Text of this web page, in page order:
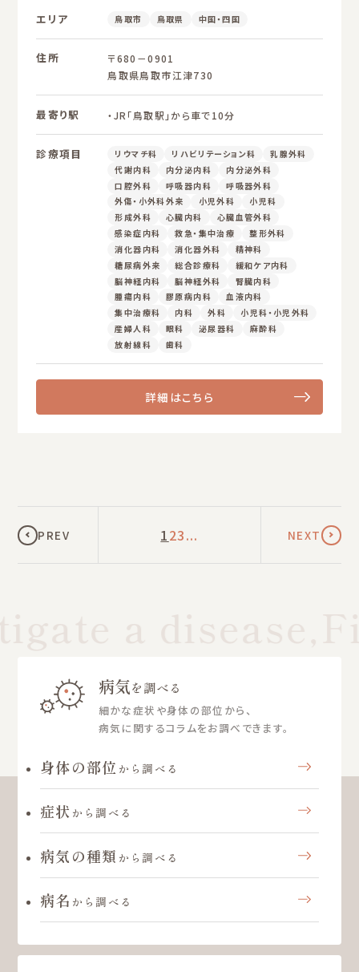
エリア 鳥取市 鳥取県 中国・四国
住所
〒680－0901
鳥取県鳥取市江津730
最寄り駅 ・JR「鳥取駅」から車で10分
診療項目 リウマチ科 リハビリテーション科
乳腺外科
代謝内科
内分泌内科
内分泌外科
口腔外科
呼吸器内科
呼吸器外科
外傷・小外科外来
小児外科
小児科
形成外科
心臓内科
心臓血管外科
感染症内科
救急・集中治療
整形外科
消化器内科
消化器外科
精神科
糖尿病外来
総合診療科
緩和ケア内科
脳神経内科
脳神経外科
腎臓内科
腫瘍内科
膠原病内科
血液内科
集中治療科
内科 外科
小児科・小児外科
産婦人科
眼科 泌尿器科
麻酔科
放射線科
歯科
詳細はこちら
PREV 123... NEXT
病気を調べる
細かな症状や身体の部位から、
病気に関するコラムをお調べできます。
身体の部位 から調べる
症状 から調べる
病気の種類 から調べる
病名 から調べる